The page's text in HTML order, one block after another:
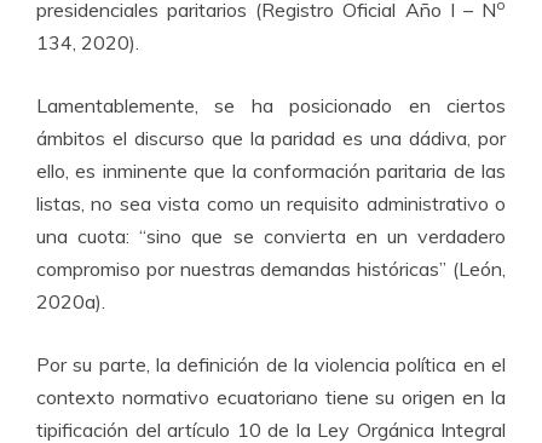
presidenciales paritarios (Registro Oficial Año I – No
134, 2020).
Lamentablemente, se ha posicionado en ciertos
ámbitos el discurso que la paridad es una dádiva, por
ello, es inminente que la conformación paritaria de las
listas, no sea vista como un requisito administrativo o
una cuota: “sino que se convierta en un verdadero
compromiso por nuestras demandas históricas” (León,
2020a).
Por su parte, la definición de la violencia política en el
contexto normativo ecuatoriano tiene su origen en la
tipificación del artículo 10 de la Ley Orgánica Integral